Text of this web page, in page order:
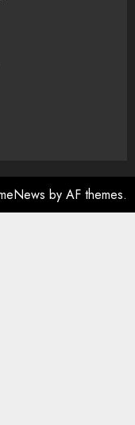
by AF themes.